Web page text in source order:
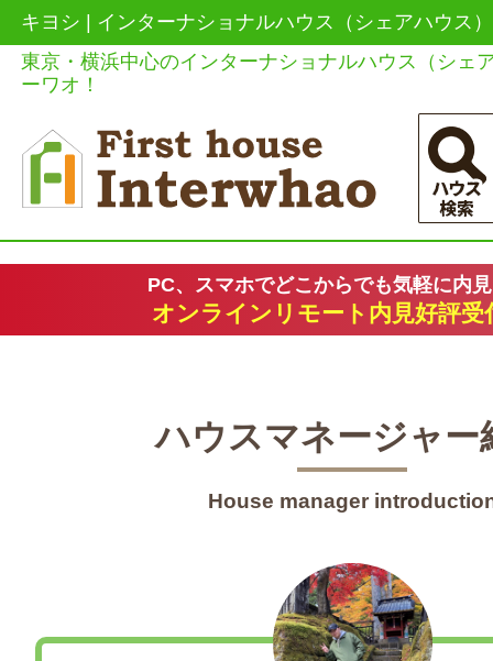
キヨシ | インターナショナルハウス（シェアハウス
東京・横浜中心のインターナショナルハウス（シェ
ーワオ！
PC、スマホでどこからでも気軽に内
オンラインリモート内見好評受
ハウスマネージャー
House manager